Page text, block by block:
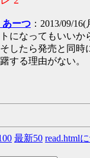
ーつ ：2013/09/
になってもいいか
したら発売と同時
する理由がない。
最新50 read.html